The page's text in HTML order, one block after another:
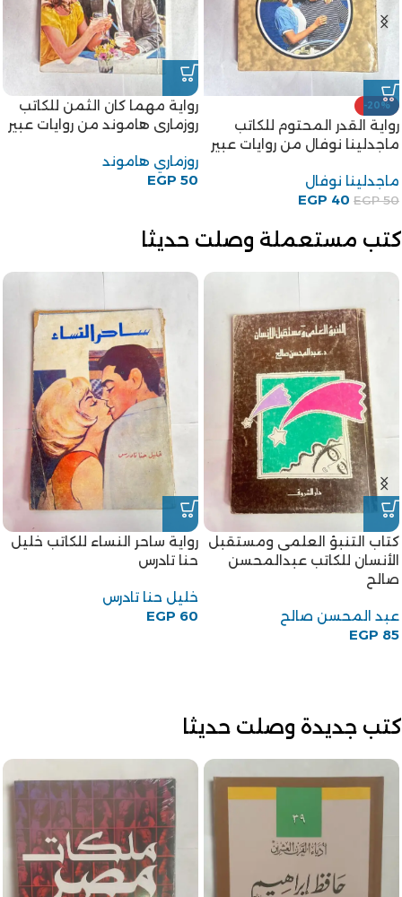
رواية الزوج المنسي للكاتبة
إليزابيث اوغست من روايات عبير
EGP50
رواية شراع فى الليل من روايات
احلام
EGP50
كتب مستعملة وصلت حديثا
كتاب سيدة فى خدمتك للكاتب
احسان عبد القدوس
رواية راس الشيطان للكاتب
نجيب الكيلاني
نجيب الكيلاني
EGP 95
كتب جديدة وصلت حديثا